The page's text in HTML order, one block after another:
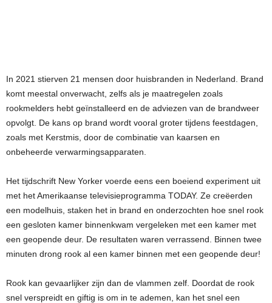
In 2021 stierven 21 mensen door huisbranden in Nederland. Brand
komt meestal onverwacht, zelfs als je maatregelen zoals
rookmelders hebt geïnstalleerd en de adviezen van de brandweer
opvolgt. De kans op brand wordt vooral groter tijdens feestdagen,
zoals met Kerstmis, door de combinatie van kaarsen en
onbeheerde verwarmingsapparaten.
Het tijdschrift New Yorker voerde eens een boeiend experiment uit
met het Amerikaanse televisieprogramma TODAY. Ze creëerden
een modelhuis, staken het in brand en onderzochten hoe snel rook
een gesloten kamer binnenkwam vergeleken met een kamer met
een geopende deur. De resultaten waren verrassend. Binnen twee
minuten drong rook al een kamer binnen met een geopende deur!
Rook kan gevaarlijker zijn dan de vlammen zelf. Doordat de rook
snel verspreidt en giftig is om in te ademen, kan het snel een